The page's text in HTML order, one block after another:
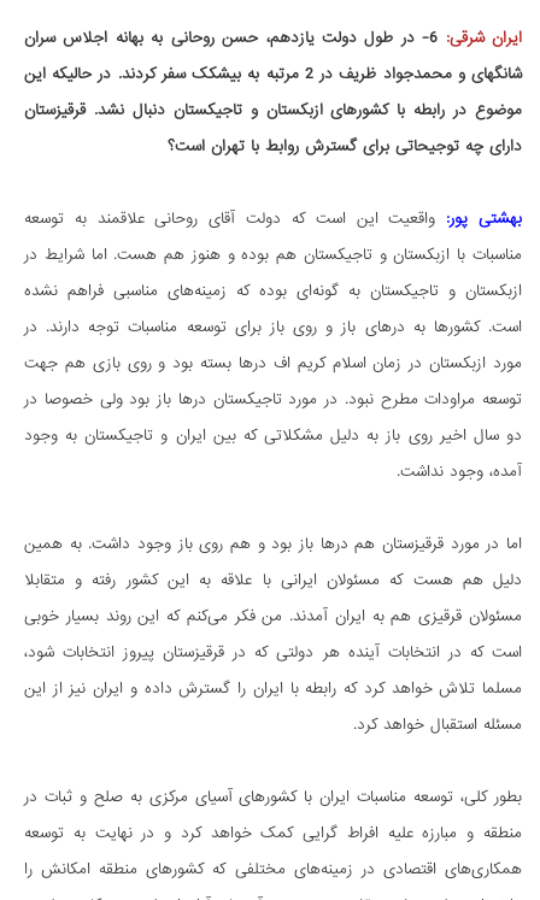
ایران شرقی:
6- در طول دولت یازدهم، حسن روحانی به بهانه اجلاس سران
شانگهای و محمدجواد ظریف در 2 مرتبه به بیشکک سفر کردند. در حالیکه این
موضوع در رابطه با کشورهای ازبکستان و تاجیکستان دنبال نشد. قرقیزستان
دارای چه توجیحاتی برای گسترش روابط با تهران است؟
بهشتی پور: واقعیت این است که دولت آقای روحانی علاقمند به توسعه
مناسبات با ازبکستان و تاجیکستان هم بوده و هنوز هم هست. اما شرایط در
ازبکستان و تاجیکستان به گونه‌ای بوده که زمینه‌های مناسبی فراهم نشده
است. کشورها به درهای باز و روی باز برای توسعه مناسبات توجه دارند. در
مورد ازبکستان در زمان اسلام کریم اف درها بسته بود و روی بازی هم جهت
توسعه مراودات مطرح نبود. در مورد تاجیکستان درها باز بود ولی خصوصا در
دو سال اخیر روی باز به دلیل مشکلاتی که بین ایران و تاجیکستان به وجود
آمده، وجود نداشت.
اما در مورد قرقیزستان هم درها باز بود و هم روی باز وجود داشت. به همین
دلیل هم هست که مسئولان ایرانی با علاقه به این کشور رفته و متقابلا
مسئولان قرقیزی هم به ایران آمدند. من فکر می‌کنم که این روند بسیار خوبی
است که در انتخابات آینده هر دولتی که در قرقیزستان پیروز انتخابات شود،
مسلما تلاش خواهد کرد که رابطه با ایران را گسترش داده و ایران نیز از این
مسئله استقبال خواهد کرد.
بطور کلی، توسعه مناسبات ایران با کشورهای آسیای مرکزی به صلح و ثبات در
منطقه و مبارزه علیه افراط گرایی کمک خواهد کرد و در نهایت به توسعه
همکاری‌های اقتصادی در زمینه‌های مختلفی که کشورهای منطقه امکانش را